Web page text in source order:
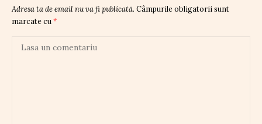
Adresa ta de email nu va fi publicată. Câmpurile obligatorii sunt
marcate cu *